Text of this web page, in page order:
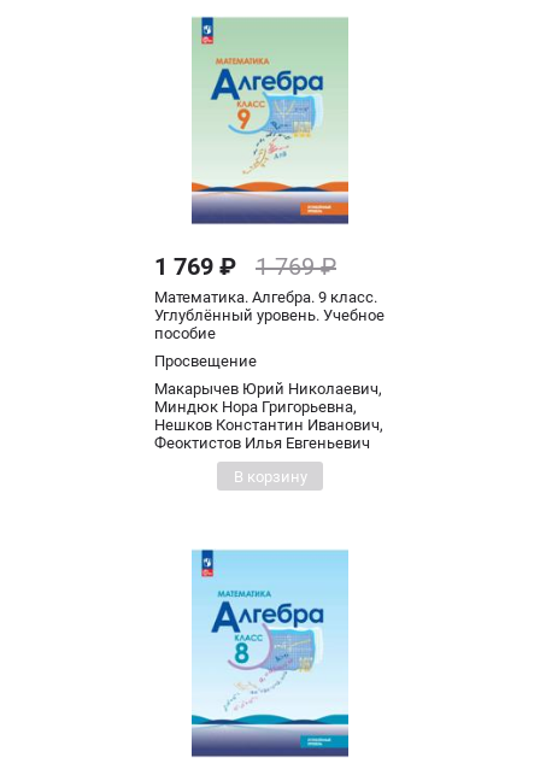
1 769 ₽ 1 769 ₽
Математика. Алгебра. 9 класс.
Углублённый уровень. Учебное
пособие
Просвещение
Макарычев Юрий Николаевич,
Миндюк Нора Григорьевна,
Нешков Константин Иванович,
Феоктистов Илья Евгеньевич
В корзину